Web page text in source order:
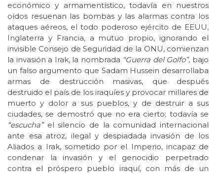
económico y armamentístico, todavía en nuestros
oídos resuenan las bombas y las alarmas contra los
ataques aéreos, el todo poderoso ejército de EEUU,
Inglaterra y Francia, a mutuo propio, ignorando el
invisible Consejo de Seguridad de la ONU, comienzan
la invasión a Irak, la nombrada “Guerra del Golfo”, bajo
un falso argumento que Sadam Hussein desarrollaba
armas de destrucción masivas, que después
destruido el país de los iraquíes y provocar millares de
muerto y dolor a sus pueblos, y de destruir a sus
ciudades, se demostró que no era cierto; todavía se
“escucha”el silencio de la comunidad internacional
ante esa atroz, ilegal y despiadada invasión de los
Aliados a Irak, sometido por el Imperio, incapaz de
condenar la invasión y el genocidio perpetrado
contra el próspero pueblo iraquí, con más de un